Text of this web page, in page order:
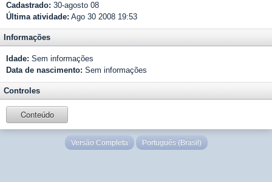
Cadastrado: 30-agosto 08
Última atividade: Ago 30 2008 19:53
Informações
Idade: Sem informações
Data de nascimento: Sem informações
Controles
Conteúdo
Versão Completa Português (Brasil)